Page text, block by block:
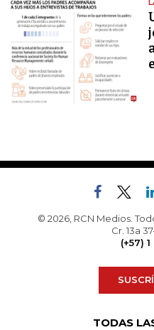
© 2026, RCN Medios.
Cr. 13a
(+57)
TODAS